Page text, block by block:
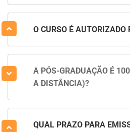
O CURSO É AUTORIZADO
A PÓS-GRADUAÇÃO É
A DISTÂNCIA)?
QUAL PRAZO PARA